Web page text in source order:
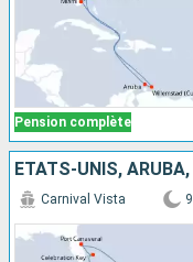
Pension complète
ÉTATS-UNIS,
Carnival Vista